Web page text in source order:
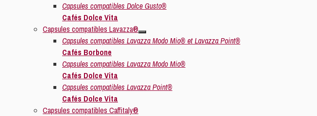
Capsules compatibles Dolce Gusto®
Cafés Dolce Vita
Capsules compatibles Lavazza®
Capsules compatibles Lavazza Modo Mio® et Lavazza Point®
Cafés Borbone
Capsules compatibles Lavazza Modo Mio®
Cafés Dolce Vita
Capsules compatibles Lavazza Point®
Cafés Dolce Vita
Capsules compatibles Caffitaly®